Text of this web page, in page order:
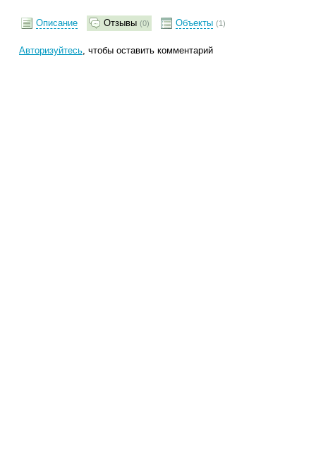
Описание Отзывы (0) Объекты (1)
Авторизуйтесь, чтобы оставить комментарий